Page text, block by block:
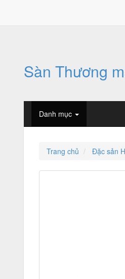
Sàn Thương
Danh mục
Trang chủ Đặc sản